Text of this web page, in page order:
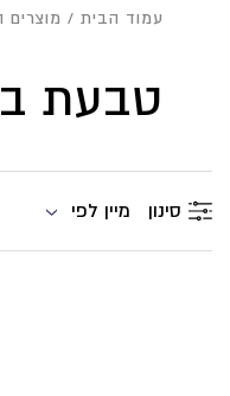
עמוד הבית / מוצרים
טבעת
סינון מיין לפי